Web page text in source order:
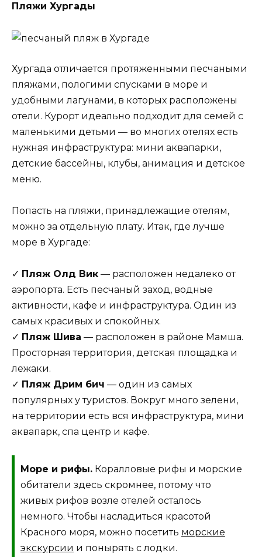
Пляжи Хургады
Хургада отличается протяженными песчаными
пляжами, пологими спусками в море и
удобными лагунами, в которых расположены
отели. Курорт идеально подходит для семей с
маленькими детьми — во многих отелях есть
нужная инфраструктура: мини аквапарки,
детские бассейны, клубы, анимация и детское
меню.
Попасть на пляжи, принадлежащие отелям,
можно за отдельную плату. Итак, где лучше
море в Хургаде:
✓ Пляж Олд Вик — расположен недалеко от
аэропорта. Есть песчаный заход, водные
активности, кафе и инфраструктура. Один из
самых красивых и спокойных.
✓ Пляж Шива — расположен в районе Мамша.
Просторная территория, детская площадка и
лежаки.
✓ Пляж Дрим бич — один из самых
популярных у туристов. Вокруг много зелени,
на территории есть вся инфраструктура, мини
аквапарк, спа центр и кафе.
Море и рифы. Коралловые рифы и морские
обитатели здесь скромнее, потому что
живых рифов возле отелей осталось
немного. Чтобы насладиться красотой
Красного моря, можно посетить морские
экскурсии и понырять с лодки.